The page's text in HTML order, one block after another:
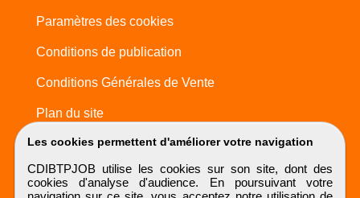
Les cookies permettent d'améliorer votre navigation
CDIBTPJOB utilise les cookies sur son site, dont des
cookies d'analyse d'audience. En poursuivant votre
Paramètres des cookies
Conditions de publication
Conditions Générales de Vente
Plan du site